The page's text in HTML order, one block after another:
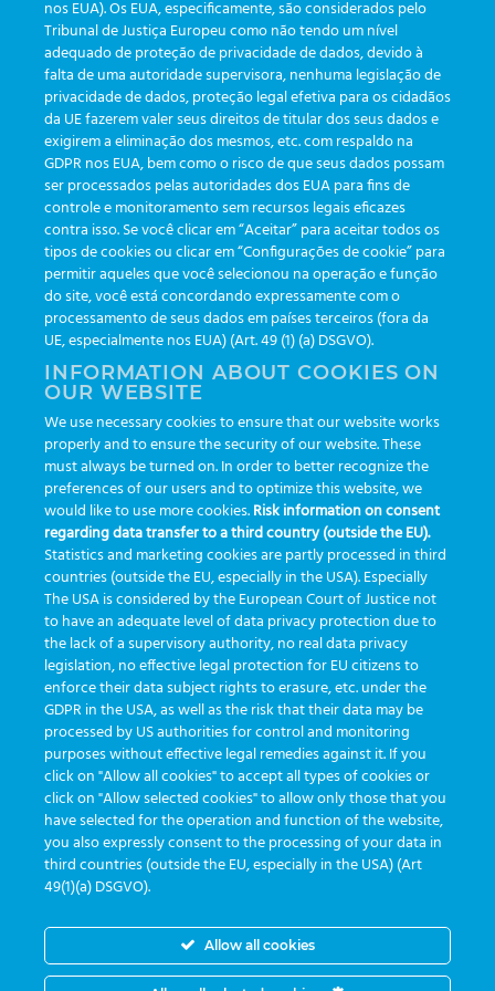
CATEGORÍAS
Actualizaciones(19)
Eventos(19)
Funcionalidades(35)
Boletines(111)
TAGS
auditoria automação
congresso customização dashboard DICQ eficiência
enterprise etrack flebotomista governança clínica
GreinerBioOne greinerbioonebr HL7 IA informação
inovação ISO15189 laboratório novas tecnologias PALC
preanalitica processo de coleta produtividade
Pré-analítica qualidade rastreabilidade RDC
rotina laboratorial saúde tecnologia tomada de decisão
Transformação Transformação Digital tubos usabilidade
VACUETTE®
desarrollado porGreiner Service Tech
nos EUA). Os EUA, especificamente, são considerados pelo
Tribunal de Justiça Europeu como não tendo um nível
adequado de proteção de privacidade de dados, devido à
falta de uma autoridade supervisora, nenhuma legislação de
privacidade de dados, proteção legal efetiva para os cidadãos
da UE fazerem valer seus direitos de titular dos seus dados e
exigirem a eliminação dos mesmos, etc. com respaldo na
GDPR nos EUA, bem como o risco de que seus dados possam
ser processados pelas autoridades dos EUA para fins de
controle e monitoramento sem recursos legais eficazes
contra isso. Se você clicar em “Aceitar” para aceitar todos os
tipos de cookies ou clicar em “Configurações de cookie” para
permitir aqueles que você selecionou na operação e função
do site, você está concordando expressamente com o
processamento de seus dados em países terceiros (fora da
UE, especialmente nos EUA) (Art. 49 (1) (a) DSGVO).
INFORMATION ABOUT COOKIES ON
OUR WEBSITE
We use necessary cookies to ensure that our website works
properly and to ensure the security of our website. These
must always be turned on. In order to better recognize the
preferences of our users and to optimize this website, we
would like to use more cookies.Risk information on consent
regarding data transfer to a third country (outside the EU).
Statistics and marketing cookies are partly processed in third
countries (outside the EU, especially in the USA). Especially
The USA is considered by the European Court of Justice not
to have an adequate level of data privacy protection due to
the lack of a supervisory authority, no real data privacy
legislation, no effective legal protection for EU citizens to
enforce their data subject rights to erasure, etc. under the
GDPR in the USA, as well as the risk that their data may be
processed by US authorities for control and monitoring
purposes without effective legal remedies against it. If you
click on "Allow all cookies" to accept all types of cookies or
click on "Allow selected cookies" to allow only those that you
have selected for the operation and function of the website,
you also expressly consent to the processing of your data in
third countries (outside the EU, especially in the USA) (Art
49(1)(a) DSGVO).
Allow all cookies